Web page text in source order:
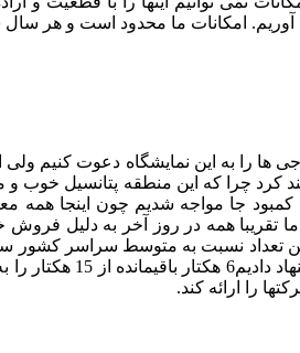
به این نمایشگاه دعوت کنیم ولی
چرا که این منطقه پتانسیل خوب
جا مواجه شدیم چون اینجا همه
دارد اما شاید
را ارائه کند.